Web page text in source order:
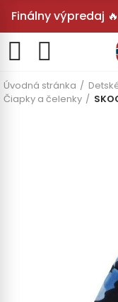
Finálny výpredaj 🔥
Úvodná stránka
Čiapky a čelenky